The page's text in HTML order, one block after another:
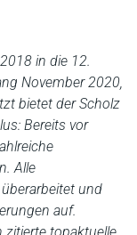
in die 12.
November 2020,
bietet der Scholz
Bereits vor
Alle
und
auf.